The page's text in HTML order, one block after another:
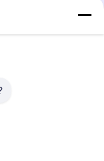
Buis
Machine